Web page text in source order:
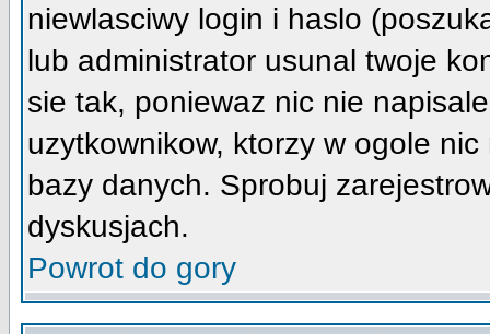
niewlasciwy login i haslo
lub administrator usunal twoje
sie tak, poniewaz nic nie
uzytkownikow, ktorzy w ogole
bazy danych. Sprobuj
dyskusjach.
Powrot do gory